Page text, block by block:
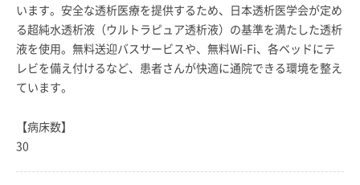
います。安全な透析医療を提供するため、日本透析医学会が定め
る超純水透析液（ウルトラピュア透析液）の基準を満たした透析
液を使用。無料送迎バスサービスや、無料Wi-Fi、各ベッドにテ
レビを備え付けるなど、患者さんが快適に通院できる環境を整え
ています。
【病床数】
30